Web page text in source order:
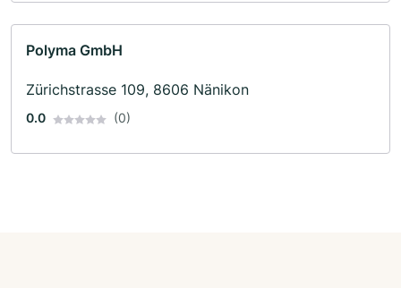
Polyma GmbH
Zürichstrasse 109, 8606 Nänikon
0.0 (0)